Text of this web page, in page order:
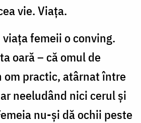
vie. Viața.
femeii o conving.
oară – că omul de
om practic, atârnat între
neeludând nici cerul și
nu-și dă ochii peste